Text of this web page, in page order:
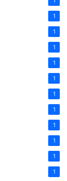
1
1
1
1
1
1
1
1
1
1
1